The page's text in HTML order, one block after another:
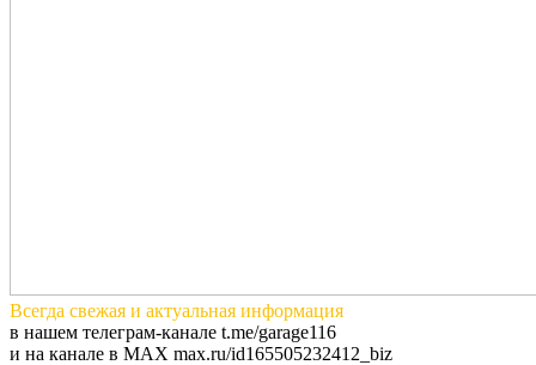
Всегда свежая и актуальная информация
в нашем телеграм-канале t.me/garage116
и на канале в MAX max.ru/id165505232412_biz